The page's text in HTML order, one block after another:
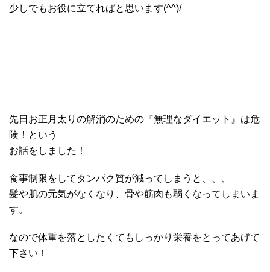
少しでもお役に立てればと思います(^^)/
先日お正月太りの解消のための『無理なダイエット』は危
険！という
お話をしました！
食事制限をしてタンパク質が減ってしまうと、、、
髪や肌の元気がなくなり、骨や筋肉も弱くなってしまいま
す。
なので体重を落としたくてもしっかり栄養をとってあげて
下さい！